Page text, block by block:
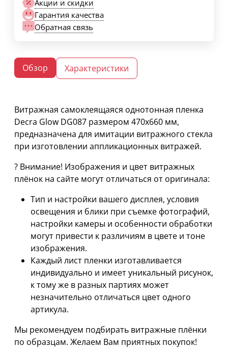
Акции и скидки
Гарантия качества
Обратная связь
Обзор Характеристики
Витражная самоклеящаяся однотонная пленка
Decra Glow DG087 размером 470х660 мм,
предназначена для имитации витражного стекла
при изготовлении аппликационных витражей.
? Внимание! Изображения и цвет витражных
плёнок на сайте могут отличаться от оригинала:
Тип и настройки вашего дисплея, условия
освещения и блики при съемке фотографий,
настройки камеры и особенности обработки
могут привести к различиям в цвете и тоне
изображения.
Каждый лист пленки изготавливается
индивидуально и имеет уникальный рисунок,
к тому же в разных партиях может
незначительно отличаться цвет одного
артикула.
Мы рекомендуем подбирать витражные плёнки
по образцам. Желаем Вам приятных покупок!